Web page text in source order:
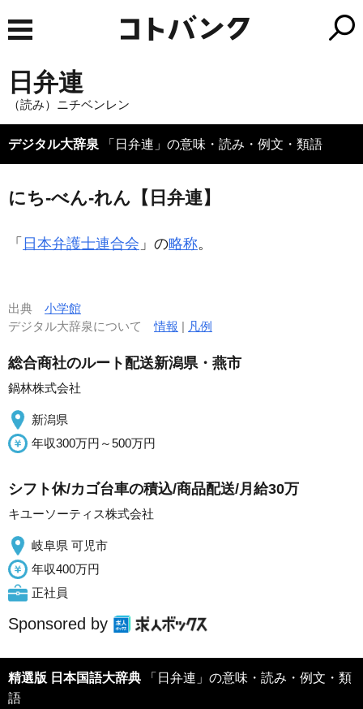
日弁連
（読み）ニチベンレン
デジタル大辞泉 「日弁連」の意味・読み・例文・類語
にち‐べん‐れん【日弁連】
「 日本弁護士連合会 」の略称。
出典 小学館
デジタル大辞泉について情報 | 凡例
総合商社のルート配送新潟県・燕市
鍋林株式会社
新潟県
年収300万円～500万円
シフト休/カゴ台車の積込/商品配送/月給30万
キユーソーティス株式会社
岐阜県 可児市
年収400万円
正社員
Sponsored by
精選版 日本国語大辞典 「日弁連」の意味・読み・例文・類
語